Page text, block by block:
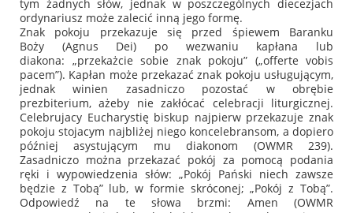
tym żadnych słów, jednak w poszczególnych diecezjach
ordynariusz może zalecić inną jego formę.
Znak pokoju przekazuje się przed śpiewem Baranku
Boży (Agnus Dei) po wezwaniu kapłana lub
diakona: „przekażcie sobie znak pokoju” („offerte vobis
pacem”). Kapłan może przekazać znak pokoju usługującym,
jednak winien zasadniczo pozostać w obrębie
prezbiterium, ażeby nie zakłócać celebracji liturgicznej.
Celebrujacy Eucharystię biskup najpierw przekazuje znak
pokoju stojacym najbliżej niego koncelebransom, a dopiero
później asystującym mu diakonom (OWMR 239).
Zasadniczo można przekazać pokój za pomocą podania
ręki i wypowiedzenia słów: „Pokój Pański niech zawsze
będzie z Tobą”lub, w formie skróconej;„Pokój z Tobą”.
Odpowiedź na te słowa brzmi: Amen (OWMR